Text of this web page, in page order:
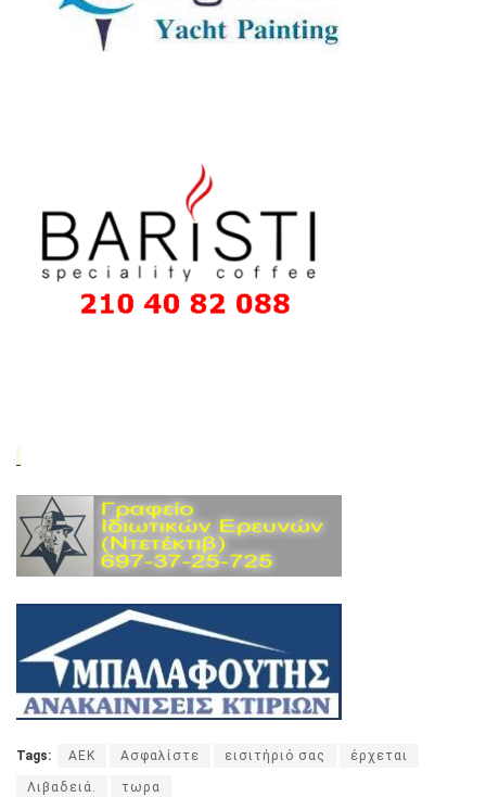
Tags: ΑΕΚ Ασφαλίστε εισιτήριό σας έρχεται
Λιβαδειά. τωρα